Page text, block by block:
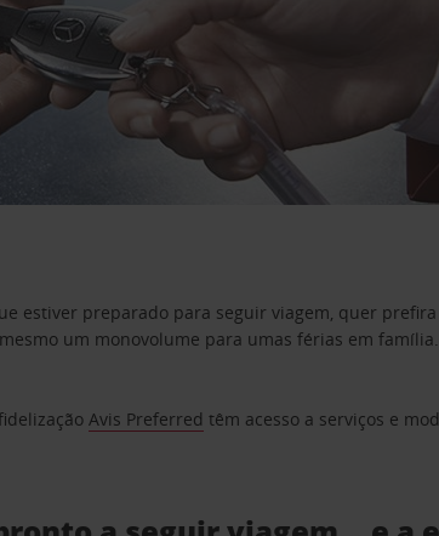
estiver preparado para seguir viagem, quer
um monovolume para umas férias em
Avis Preferred têm acesso a serviços e